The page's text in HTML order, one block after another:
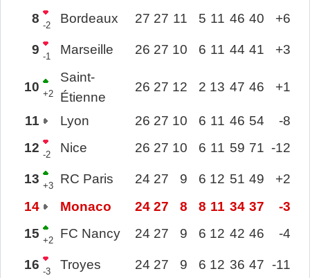
8 -2 Bordeaux 27 27 11 5 11 46 40 +6
9 -1 Marseille 26 27 10 6 11 44 41 +3
10 +2
Saint-
Étienne
26 27 12 2 13 47 46 +1
11 Lyon 26 27 10 6 11 46 54
-8
12 -2 Nice 26 27 10 6 11 59 71 -12
13 +3 RC Paris 24 27 9 6 12 51 49
+2
14
Monaco 24 27 8 8 11 34 37
-3
15 +2 FC Nancy 24 27 9 6 12 42 46 -4
16 -3 Troyes 24 27 9 6 12 36 47 -11